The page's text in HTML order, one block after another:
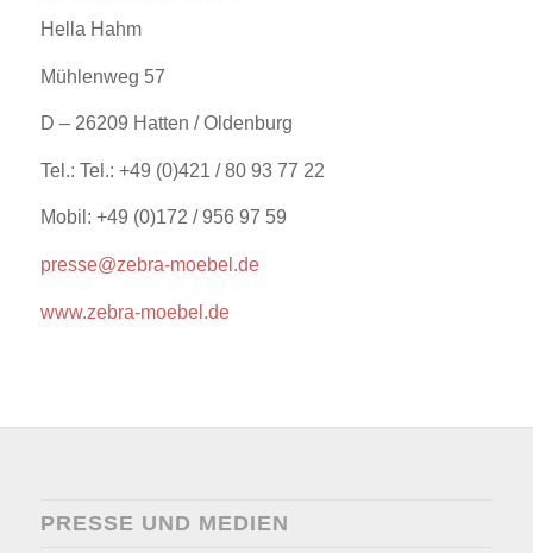
Hella Hahm
Mühlenweg 57
D – 26209 Hatten / Oldenburg
Tel.: Tel.: +49 (0)421 / 80 93 77 22
Mobil: +49 (0)172 / 956 97 59
presse@zebra-moebel.de
www.zebra-moebel.de
PRESSE UND MEDIEN